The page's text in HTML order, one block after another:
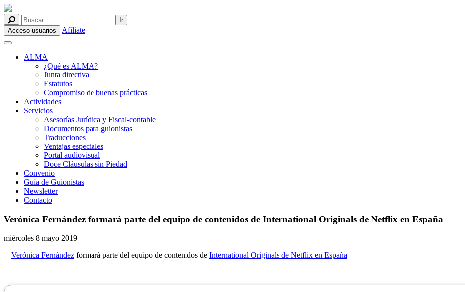
Acceso usuarios Afiliate
ALMA
¿Qué es ALMA?
Junta directiva
Estatutos
Compromiso de buenas prácticas
Actividades
Servicios
Asesorías Jurídica y Fiscal-contable
Documentos para guionistas
Traducciones
Ventajas especiales
Portal audiovisual
Doce Cláusulas sin Piedad
Convenio
Guía de Guionistas
Newsletter
Contacto
Verónica Fernández formará parte del equipo de contenidos de International Originals de Netflix en España
miércoles 8 mayo 2019
Verónica Fernández formará parte del equipo de contenidos de International Originals de Netflix en España